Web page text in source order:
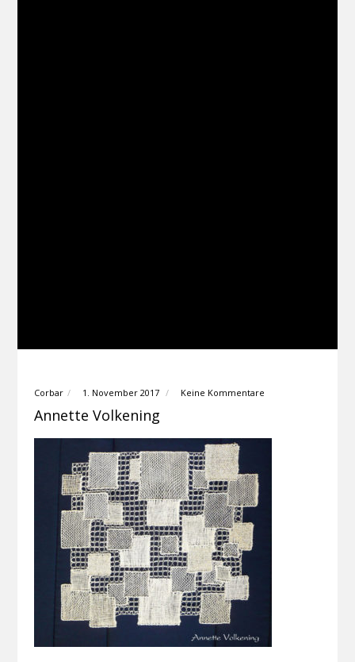
Corbar 1. November 2017 Keine Kommentare
Annette Volkening